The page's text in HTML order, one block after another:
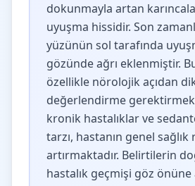
dokunmayla artan
uyuşma hissidir. Son
yüzünün sol tarafında
gözünde ağrı eklenmiştir.
özellikle nörolojik açıdan
değerlendirme
kronik hastalıklar ve
tarzı, hastanın genel
artırmaktadır. Belirtilerin
hastalık geçmişi göz önüne